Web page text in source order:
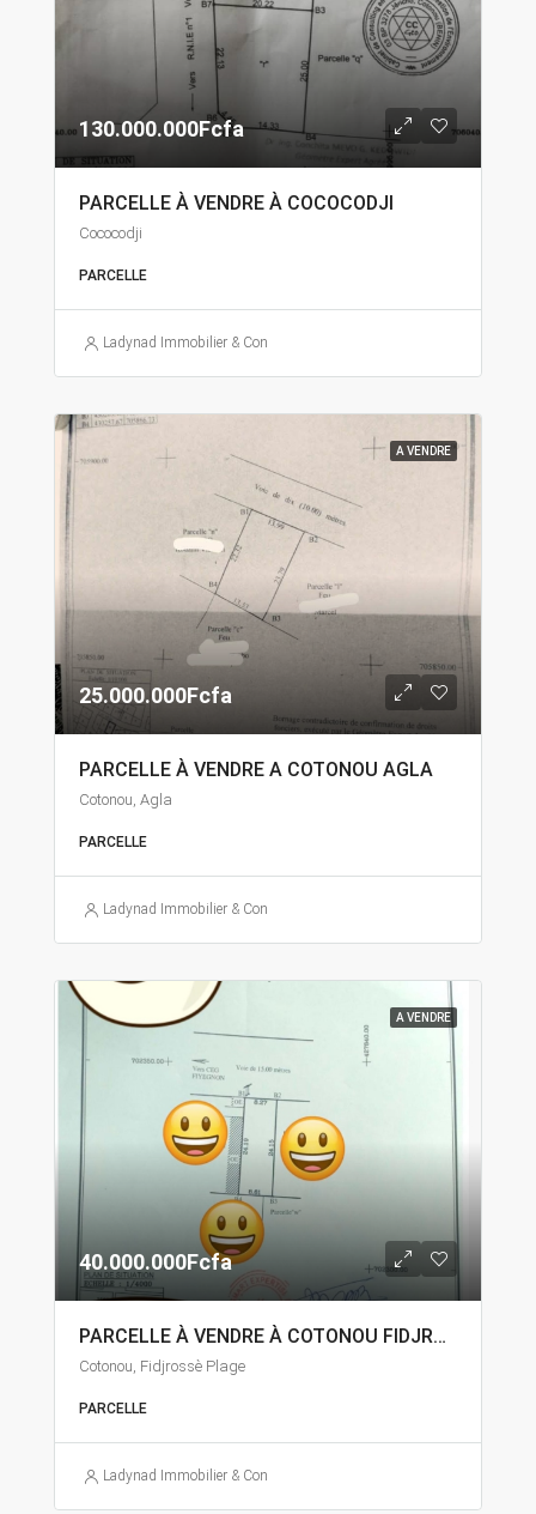
130.000.000Fcfa
PARCELLE À VENDRE À COCOCODJI
Cococodji
PARCELLE
Ladynad Immobilier & Construction
A VENDRE
25.000.000Fcfa
PARCELLE À VENDRE A COTONOU AGLA
Cotonou, Agla
PARCELLE
Ladynad Immobilier & Construction
A VENDRE
40.000.000Fcfa
PARCELLE À VENDRE À COTONOU FIDJROSSÈ
Cotonou, Fidjrossè Plage
PARCELLE
Ladynad Immobilier & Construction